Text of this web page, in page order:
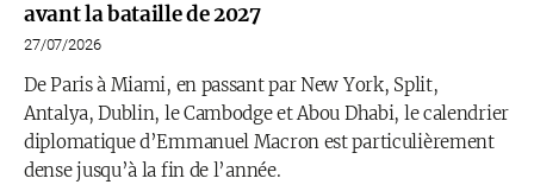
avant la bataille de 2027
27/07/2026
De Paris à Miami, en passant par New York, Split,
Antalya, Dublin, le Cambodge et Abou Dhabi, le calendrier
diplomatique d’Emmanuel Macron est particulièrement
dense jusqu’à la fin de l’année.